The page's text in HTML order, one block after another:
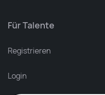
Für Talente
Registrieren
Login